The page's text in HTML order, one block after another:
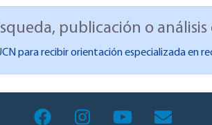
publicación o
para recibir orientación especializada en